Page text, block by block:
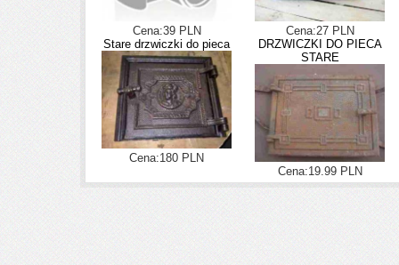
Cena:39 PLN
Cena:27 PLN
Stare drzwiczki do pieca
Cena:180 PLN
DRZWICZKI DO PIECA
STARE
Cena:19.99 PLN